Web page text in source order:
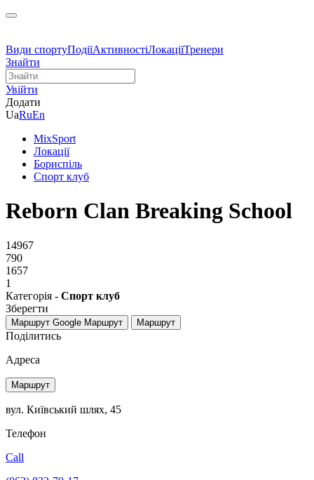
Види спортуПодіїАктивностіЛокаціїТренери
Знайти
Увійти
Додати
UaRuEn
MixSport
Локації
Бориспіль
Спорт клуб
Reborn Clan Breaking School
14967
790
1657
1
Категорія - Спорт клуб
Зберегти
Маршрут Google Маршрут Маршрут
Поділитись
Адреса
Маршрут
вул. Київський шлях, 45
Телефон
Call